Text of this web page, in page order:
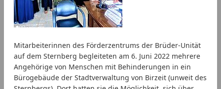
Mitarbeiterinnen des Förderzentrums der Brüder-Unität
auf dem Sternberg begleiteten am 6. Juni 2022 mehrere
Angehörige von Menschen mit Behinderungen in ein
Bürogebäude der Stadtverwaltung von Birzeit (unweit des